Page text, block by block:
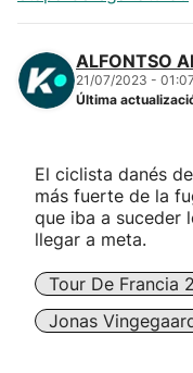
"Helmuga"
ALFONTSO
21/07/2023 - 01:07
Última
El ciclista danés
más fuerte de la
que iba a suceder
llegar a meta.
Tour De Francia
Jonas